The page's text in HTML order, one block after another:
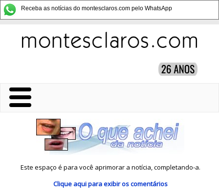
Receba as notícias do montesclaros.com pelo WhatsApp
Este espaço é para você aprimorar a notícia, completando-a.
Clique aquipara exibir os comentários